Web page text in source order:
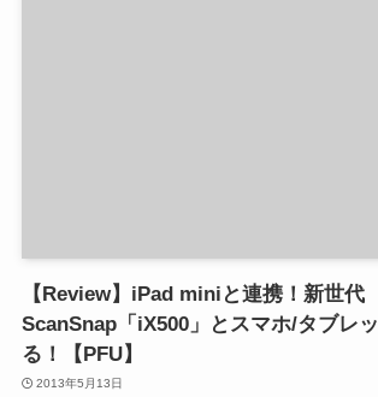
【Review】iPad miniと連携！新世代
ScanSnap「iX500」とスマホ/タブレ
る！【PFU】
2013年5月13日